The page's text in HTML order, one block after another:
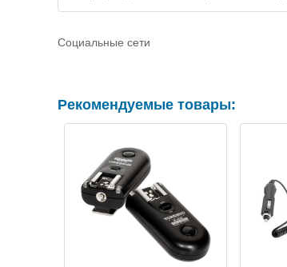
Социальные сети
Рекомендуемые товары: